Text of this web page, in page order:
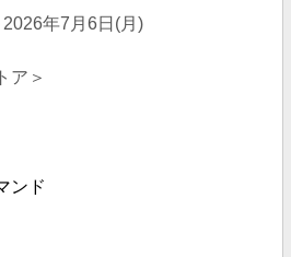
年7月6日(月)
ア＞
ンド